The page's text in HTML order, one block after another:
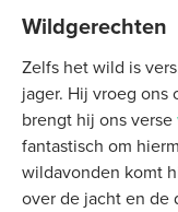
Wildgerechten
Zelfs het wild is
jager. Hij vroeg
brengt hij ons verse
fantastisch om
wildavonden komt
over de jacht en de